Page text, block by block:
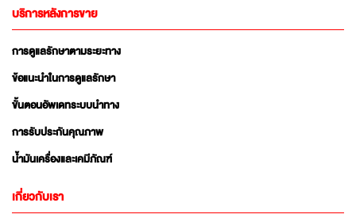
บริการหลังการขาย
การดูแลรักษาตามระยะทาง
ข้อแนะนำในการดูแลรักษา
ขั้นตอนอัพเดทระบบนำทาง
การรับประกันคุณภาพ
น้ำมันเครื่องและเคมีภัณฑ์
เกี่ยวกับเรา